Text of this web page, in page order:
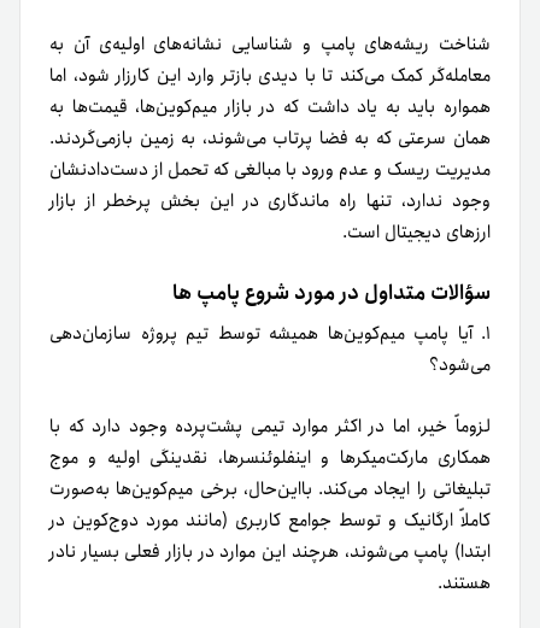
شناخت ریشه‌های پامپ و شناسایی نشانه‌های اولیه‌ی آن به
معامله‌گر کمک می‌کند تا با دیدی بازتر وارد این کارزار شود، اما
همواره باید به‌ یاد داشت که در بازار میم‌کوین‌ها، قیمت‌ها به
همان سرعتی که به فضا پرتاب می‌شوند، به زمین بازمی‌گردند.
مدیریت ریسک و عدم ورود با مبالغی که تحمل از دست‌دادنشان
وجود ندارد، تنها راه ماندگاری در این بخش پرخطر از بازار
ارزهای دیجیتال است.
سؤالات متداول در مورد شروع پامپ ها
۱. آیا پامپ میم‌کوین‌ها همیشه توسط تیم پروژه سازمان‌دهی
می‌شود؟
لزوماً خیر، اما در اکثر موارد تیمی پشت‌پرده وجود دارد که با
همکاری مارکت‌میکرها و اینفلوئنسرها، نقدینگی اولیه و موج
تبلیغاتی را ایجاد می‌کند. بااین‌حال، برخی میم‌کوین‌ها به‌صورت
کاملاً ارگانیک و توسط جوامع کاربری (مانند مورد دوج‌کوین در
ابتدا) پامپ می‌شوند، هرچند این موارد در بازار فعلی بسیار نادر
هستند.